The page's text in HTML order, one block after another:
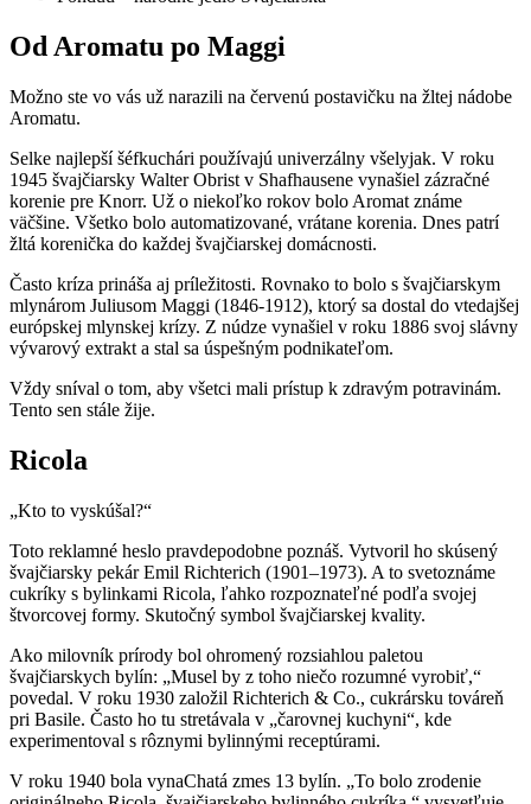
Od Aromatu po Maggi
Možno ste vo vás už narazili na červenú postavičku na žltej nádobe
Aromatu.
Selke najlepší šéfkuchári používajú univerzálny všelyjak. V roku
1945 švajčiarsky Walter Obrist v Shafhausene vynašiel zázračné
korenie pre Knorr. Už o niekoľko rokov bolo Aromat známe
väčšine. Všetko bolo automatizované, vrátane korenia. Dnes patrí
žltá korenička do každej švajčiarskej domácnosti.
Často kríza prináša aj príležitosti. Rovnako to bolo s švajčiarskym
mlynárom Juliusom Maggi (1846-1912), ktorý sa dostal do vtedajšej
európskej mlynskej krízy. Z núdze vynašiel v roku 1886 svoj slávny
vývarový extrakt a stal sa úspešným podnikateľom.
Vždy sníval o tom, aby všetci mali prístup k zdravým potravinám.
Tento sen stále žije.
Ricola
„Kto to vyskúšal?“
Toto reklamné heslo pravdepodobne poznáš. Vytvoril ho skúsený
švajčiarsky pekár Emil Richterich (1901–1973). A to svetoznáme
cukríky s bylinkami Ricola, ľahko rozpoznateľné podľa svojej
štvorcovej formy. Skutočný symbol švajčiarskej kvality.
Ako milovník prírody bol ohromený rozsiahlou paletou
švajčiarskych bylín: „Musel by z toho niečo rozumné vyrobiť,“
povedal. V roku 1930 založil Richterich & Co., cukrársku továreň
pri Basile. Často ho tu stretávala v „čarovnej kuchyni“, kde
experimentoval s rôznymi bylinnými receptúrami.
V roku 1940 bola vynaChatá zmes 13 bylín. „To bolo zrodenie